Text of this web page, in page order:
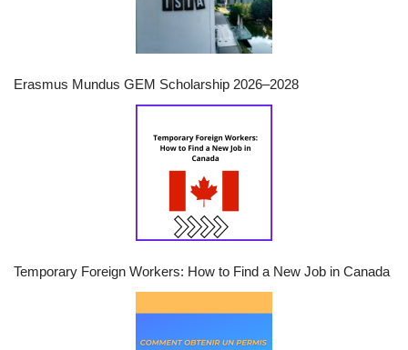
Erasmus Mundus GEM Scholarship 2026–2028
Temporary Foreign Workers: How to Find a New Job in Canada